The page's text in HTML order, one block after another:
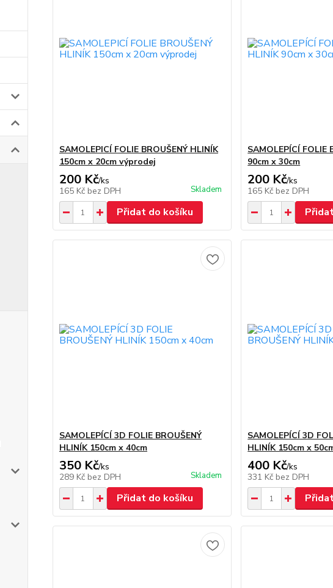
SAMOLEPICÍ FOLIE BROUŠENÝ HLINÍK
150cm x 20cm výprodej
200 Kč/ks
165 Kč bez DPH Skladem
Přidat do košíku
SAMOLEPÍCÍ FOLIE
90cm x 30cm
200 Kč/ks
165 Kč bez DPH
SAMOLEPÍCÍ 3D FOLIE BROUŠENÝ
HLINÍK 150cm x 40cm
350 Kč/ks
289 Kč bez DPH Skladem
Přidat do košíku
SAMOLEPÍCÍ 3D
HLINÍK 150cm x
400 Kč/ks
331 Kč bez DPH